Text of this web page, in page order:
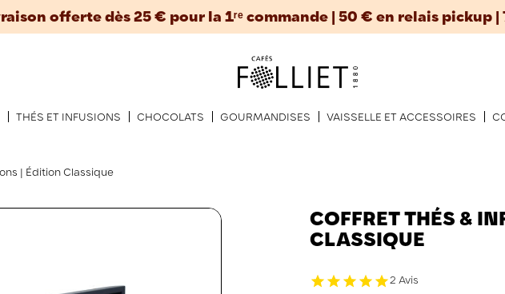
offerte dès 25 € pour la 1ʳᵉ commande | 50 € en relais pickup
THÉS ET INFUSIONS CHOCOLATS GOURMANDISES VAISSELLE ET ACCESSOIRES
| Édition Classique
COFFRET THÉS &
CLASSIQUE
2 Avis